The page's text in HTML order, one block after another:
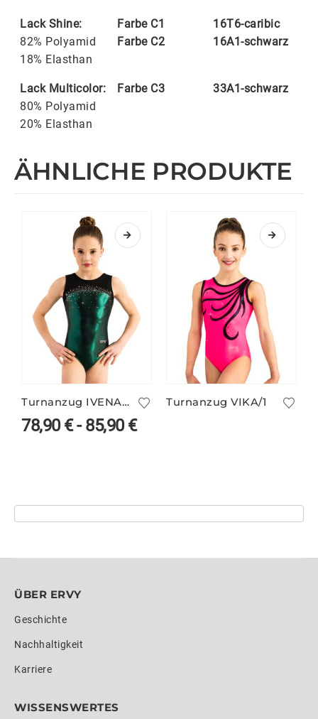
Lack Shine:
82% Polyamid
18% Elasthan
Farbe C1
Farbe C2
16T6-caribic
16A1-schwarz
Lack Multicolor:
80% Polyamid
20% Elasthan
Farbe C3 33A1-schwarz
ÄHNLICHE PRODUKTE
Turnanzug IVENA/2 in deinen Farben
78,90€-85,90€
Turnanzug VIKA/1
ÜBER ERVY
Geschichte
Nachhaltigkeit
Karriere
WISSENSWERTES